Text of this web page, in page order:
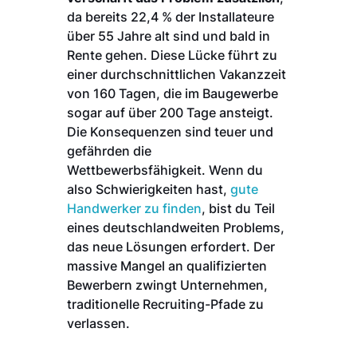
da bereits 22,4 % der Installateure
über 55 Jahre alt sind und bald in
Rente gehen. Diese Lücke führt zu
einer durchschnittlichen Vakanzzeit
von 160 Tagen, die im Baugewerbe
sogar auf über 200 Tage ansteigt.
Die Konsequenzen sind teuer und
gefährden die
Wettbewerbsfähigkeit. Wenn du
also Schwierigkeiten hast, gute
Handwerker zu finden, bist du Teil
eines deutschlandweiten Problems,
das neue Lösungen erfordert. Der
massive Mangel an qualifizierten
Bewerbern zwingt Unternehmen,
traditionelle Recruiting-Pfade zu
verlassen.